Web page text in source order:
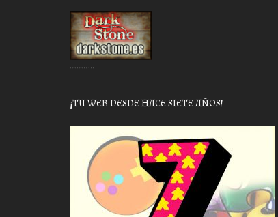
………..
¡TU WEB DESDE HACE SIETE AÑOS!